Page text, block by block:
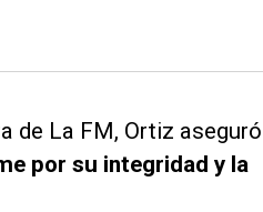
de La FM, Ortiz aseguró
por su integridad y la